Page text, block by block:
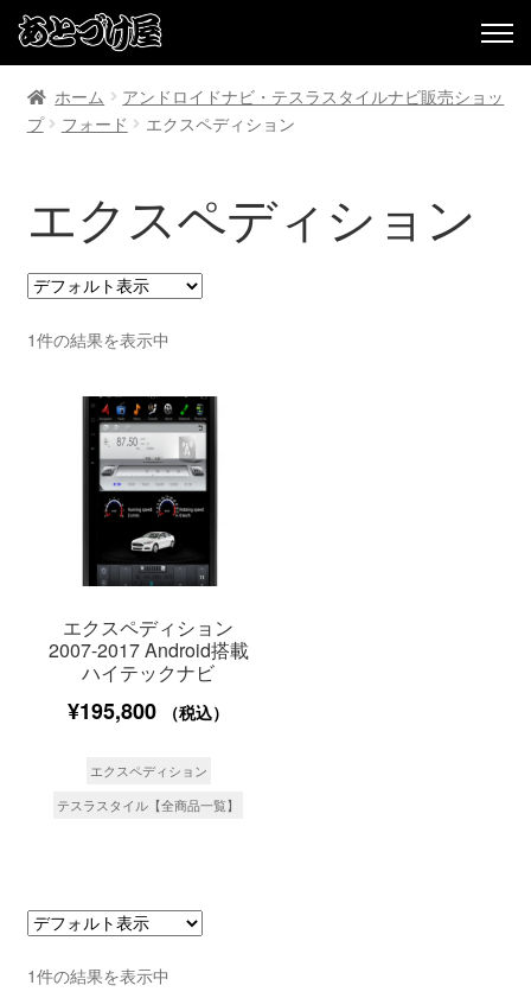
ホーム
アンドロイドナビ・テスラスタイルナビ販売ショッ
プ
フォード エクスペディション
エクスペディション
1件の結果を表示中
エクスペディション
2007-2017 Android搭載
ハイテックナビ
¥195,800 （税込）
エクスペディション
テスラスタイル【全商品一覧】
1件の結果を表示中